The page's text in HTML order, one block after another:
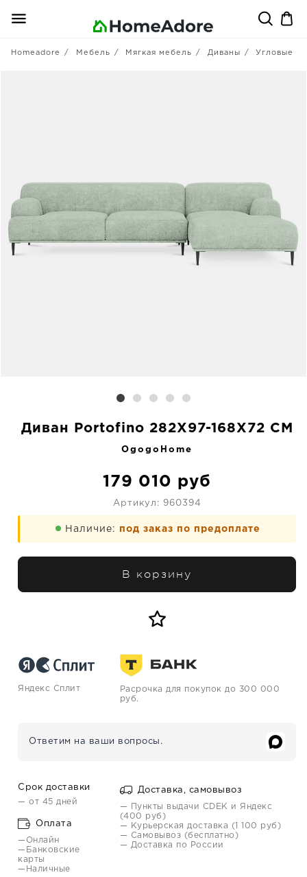
Homeadore Мебель Мягкая мебель Диваны Угловые
Диван Portofino 282X97-168X72 CM
OgogoHome
179 010 руб
Артикул: 960394
Наличие: под заказ по предоплате
В корзину
Яндекс Сплит
Расрочка для покупок до 300 000
руб.
Ответим на ваши вопросы.
Срок доставки
— от 45 дней
Оплата
—Онлайн
—Банковские
карты
—Наличные
Доставка, самовывоз
— Пункты выдачи CDEK и Яндекс
(400 руб)
— Курьерская доставка (1 100 руб)
— Самовывоз (бесплатно)
— Доставка по России